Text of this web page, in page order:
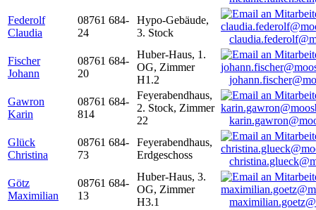
Federolf
Claudia
08761 684-
24
Hypo-Gebäude,
3. Stock
Fischer
Johann
08761 684-
20
Huber-Haus, 1.
OG, Zimmer
H1.2
Gawron
Karin
08761 684-
814
Feyerabendhaus,
2. Stock, Zimmer
22
Glück
Christina
08761 684-
73
Feyerabendhaus,
Erdgeschoss
Götz
Maximilian
08761 684-
13
Huber-Haus, 3.
OG, Zimmer
H3.1